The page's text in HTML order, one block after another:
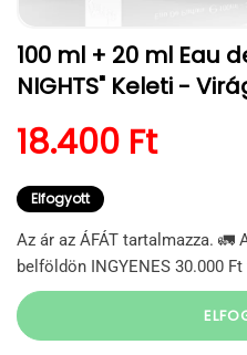
médiafájl
megnyitása
a
100 ml + 20 ml Eau
NIGHTS" Keleti -
Normál ár
18.400 Ft
Elfogyott
Az ár az ÁFÁT tartalmazza.
belföldön INGYENES 30.000